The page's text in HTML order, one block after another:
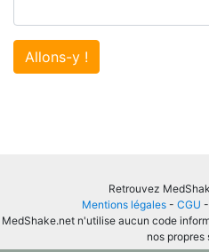
Allons-y !
Retrouvez
Mentions légales - CGU -
MedShake.net n'utilise aucun code
nos propres